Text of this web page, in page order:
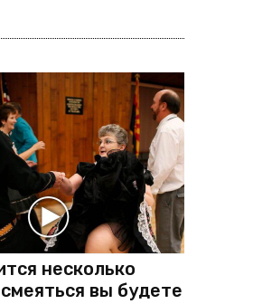
несколько
вы будете